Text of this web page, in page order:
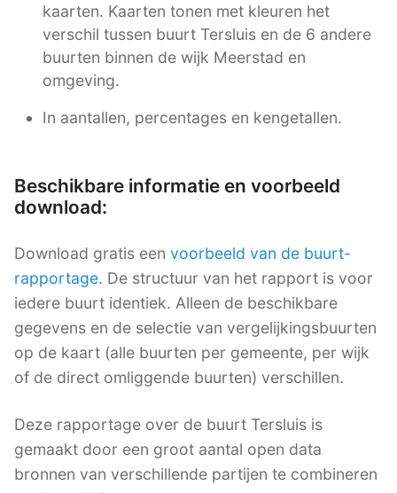
kaarten. Kaarten tonen met kleuren het
verschil tussen buurt Tersluis en de 6 andere
buurten binnen de wijk Meerstad en
omgeving.
In aantallen, percentages en kengetallen.
Beschikbare informatie en voorbeeld
download:
Download gratis een voorbeeld van de buurt-
rapportage. De structuur van het rapport is voor
iedere buurt identiek. Alleen de beschikbare
gegevens en de selectie van vergelijkingsbuurten
op de kaart (alle buurten per gemeente, per wijk
of de direct omliggende buurten) verschillen.
Deze rapportage over de buurt Tersluis is
gemaakt door een groot aantal open data
bronnen van verschillende partijen te combineren